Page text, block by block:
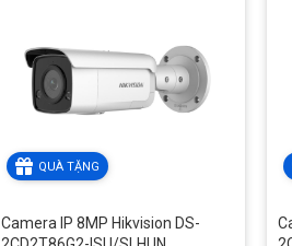
QUÀ TẶNG
Camera IP 8MP Hikvision DS-